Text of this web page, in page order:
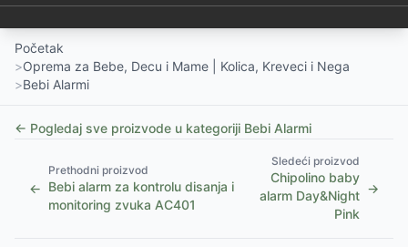
Početak
>Oprema za Bebe, Decu i Mame | Kolica, Kreveci i Nega
>Bebi Alarmi
← Pogledaj sve proizvode u kategoriji Bebi Alarmi
←
Prethodni proizvod
Bebi alarm za kontrolu disanja i
monitoring zvuka AC401
Sledeći proizvod
Chipolino baby
alarm Day&Night
Pink
→